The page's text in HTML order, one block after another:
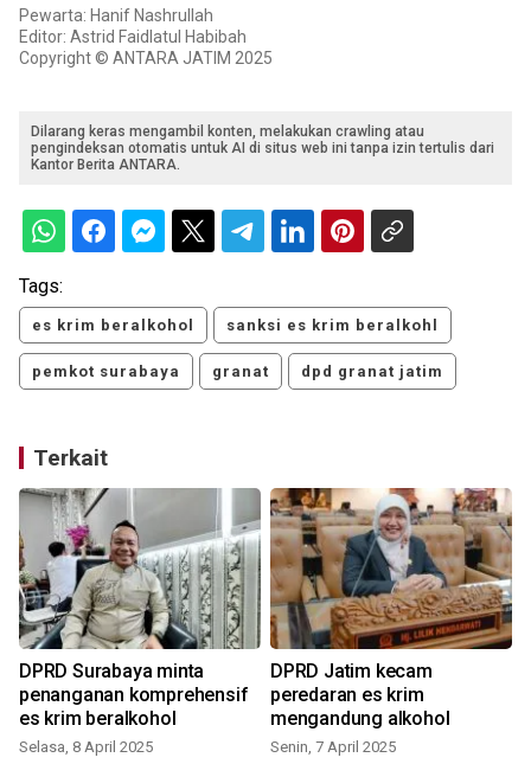
Pewarta: Hanif Nashrullah
Editor: Astrid Faidlatul Habibah
Copyright © ANTARA JATIM 2025
Dilarang keras mengambil konten, melakukan crawling atau
pengindeksan otomatis untuk AI di situs web ini tanpa izin tertulis dari
Kantor Berita ANTARA.
Tags:
es krim beralkohol sanksi es krim beralkohl
pemkot surabaya granat dpd granat jatim
Terkait
DPRD Surabaya minta
penanganan komprehensif
es krim beralkohol
Selasa, 8 April 2025
DPRD Jatim kecam
peredaran es krim
mengandung alkohol
Senin, 7 April 2025